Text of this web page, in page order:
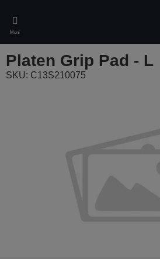
main
content
Meni
Platen Grip Pad - L
SKU: C13S210075